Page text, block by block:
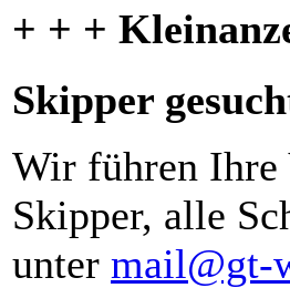
+ + +
Skipper
Wir führen Ihre
Skipper, alle
unter mail@gt-